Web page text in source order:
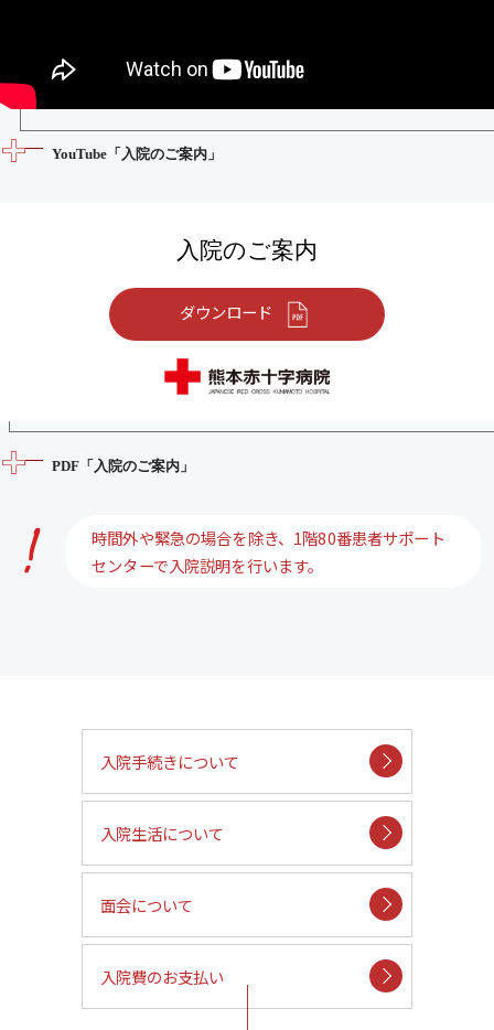
YouTube「入院のご案内」
入院のご案内
ダウンロード
PDF「入院のご案内」
時間外や緊急の場合を除き、1階80番患者サポート
センターで入院説明を行います。
入院手続きについて
入院生活について
面会について
入院費のお支払い